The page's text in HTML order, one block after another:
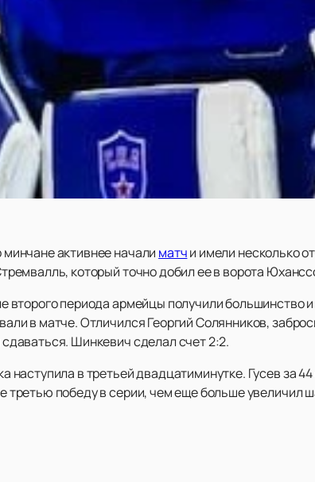
активнее начали матчи имели несколько
который точно добил ее в ворота
второго периода армейцы получили большинство
в матче. Отличился Георгий Солянников,
Шинкевич сделал счет 2:2.
наступила в третьей двадцатиминутке. Гусев за
третью победу в серии, чем еще больше